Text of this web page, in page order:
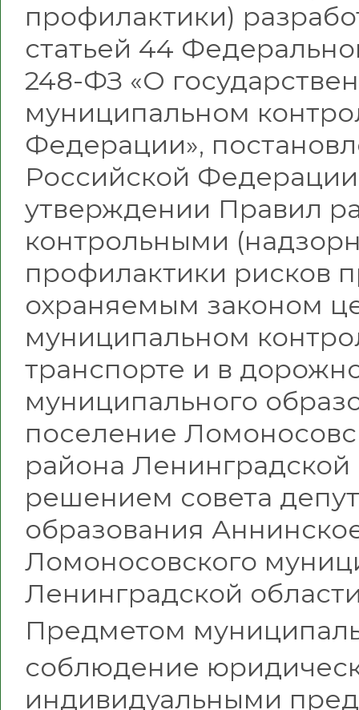
профилактики)
статьей 44
248-ФЗ «О
муниципальном
Федерации»,
Российской
утверждении Правил
контрольными
профилактики рисков
охраняемым законом
муниципальном
транспорте и в
муниципального
поселение
района
решением совета
образования
Ломоносовского
Ленинградской
Предметом
соблюдение
индивидуальными